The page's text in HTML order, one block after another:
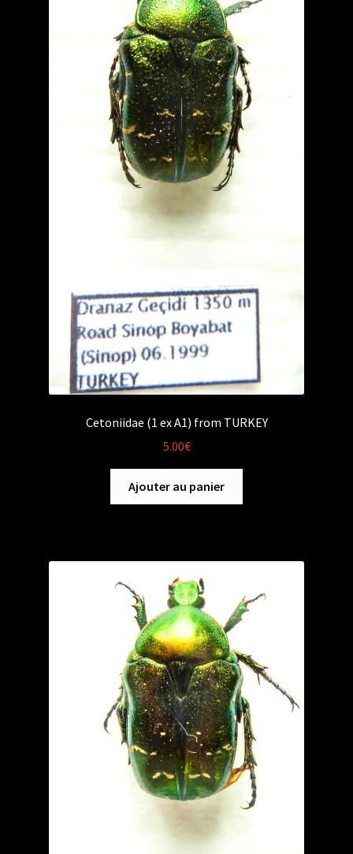
Cetoniidae (1 ex A1) from TURKEY
5.00€
Ajouter au panier